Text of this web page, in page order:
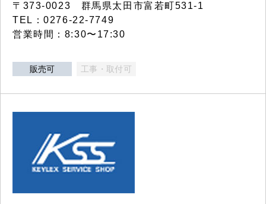
〒373-0023 群馬県太田市富若町531-1
TEL：0276-22-7749
営業時間：8:30〜17:30
販売可 工事・取付可